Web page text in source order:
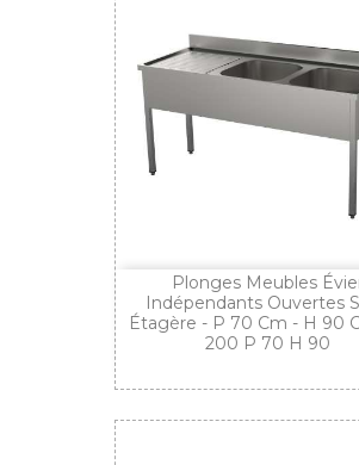
Plonges Meubles
Indépendants Ouvertes
Étagère - P 70 Cm - H 90
200 P 70 H 90